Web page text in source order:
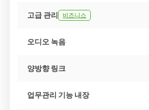
고급 관리 비즈니스
오디오 녹음
양방향 링크
업무관리 기능 내장